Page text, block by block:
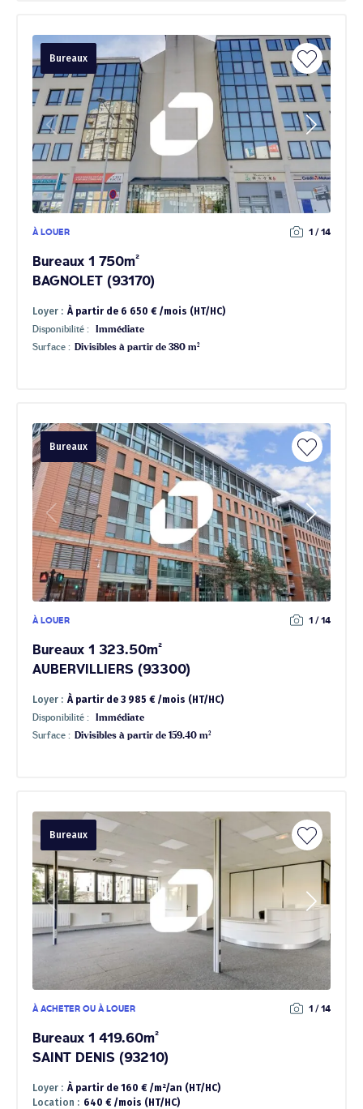
Bureaux
À LOUER 1 / 14
Bureaux 1 750m²
BAGNOLET (93170)
Loyer : À partir de 6 650 € /mois (HT/HC)
Disponibilité :
Immédiate
Surface : Divisibles à partir de 380 m²
Bureaux
À LOUER 1 / 14
Bureaux 1 323.50m²
AUBERVILLIERS (93300)
Loyer : À partir de 3 985 € /mois (HT/HC)
Disponibilité :
Immédiate
Surface : Divisibles à partir de 159.40 m²
Bureaux
À ACHETER OU À LOUER 1 / 14
Bureaux 1 419.60m²
SAINT DENIS (93210)
Loyer : À partir de 160 € /m²/an (HT/HC)
Location : 640 € /mois (HT/HC)